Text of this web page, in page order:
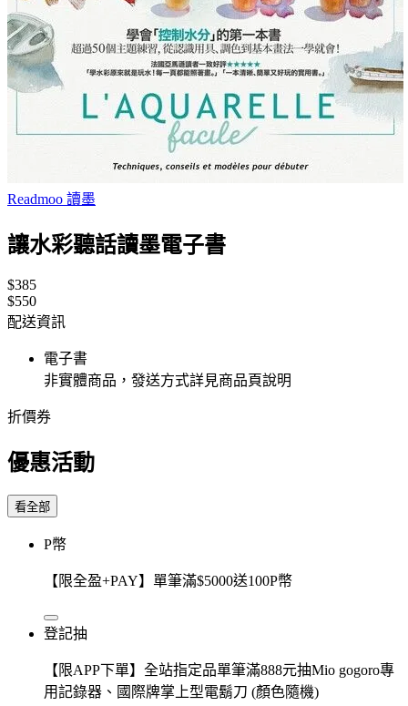
Readmoo 讀墨
讓水彩聽話讀墨電子書
$385
$550
配送資訊
電子書
非實體商品，發送方式詳見商品頁說明
折價券
優惠活動
看全部
P幣
【限全盈+PAY】單筆滿$5000送100P幣
登記抽
【限APP下單】全站指定品單筆滿888元抽Mio gogoro專
用記錄器、國際牌掌上型電鬍刀 (顏色隨機)